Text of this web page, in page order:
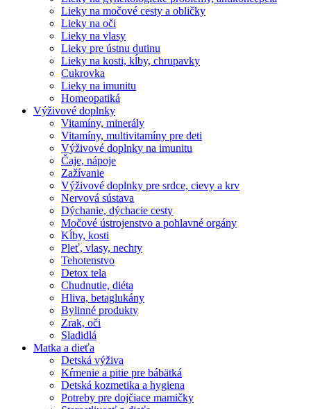
Lieky na močové cesty a obličky
Lieky na oči
Lieky na vlasy
Lieky pre ústnu dutinu
Lieky na kosti, kĺby, chrupavky
Cukrovka
Lieky na imunitu
Homeopatiká
Výživové doplnky
Vitamíny, minerály
Vitamíny, multivitamíny pre deti
Výživové doplnky na imunitu
Čaje, nápoje
Zažívanie
Výživové doplnky pre srdce, cievy a krv
Nervová sústava
Dýchanie, dýchacie cesty
Močové ústrojenstvo a pohlavné orgány
Kĺby, kosti
Pleť, vlasy, nechty
Tehotenstvo
Detox tela
Chudnutie, diéta
Hliva, betaglukány
Bylinné produkty
Zrak, oči
Sladidlá
Matka a dieťa
Detská výživa
Kŕmenie a pitie pre bábätká
Detská kozmetika a hygiena
Potreby pre dojčiace mamičky